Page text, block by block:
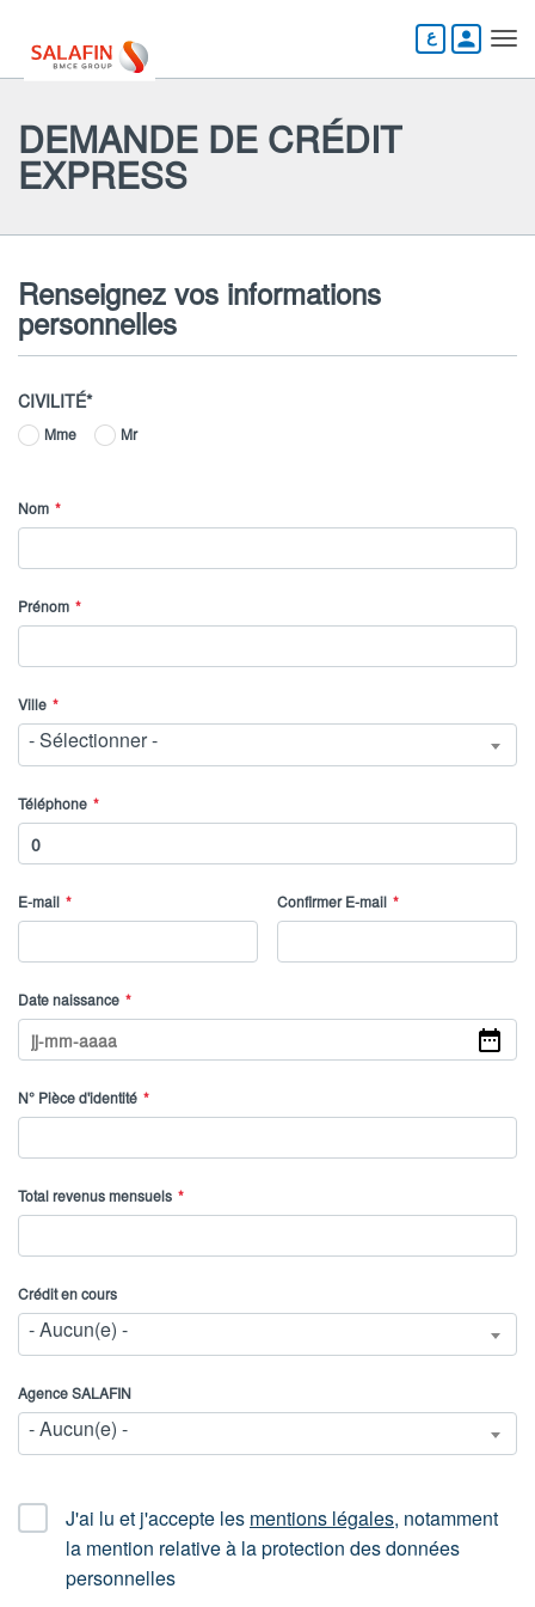
contenu
principal
person
DEMANDE DE CRÉDIT
EXPRESS
Renseignez vos informations
personnelles
CIVILITÉ
Mme Mr
Nom
Prénom
Ville
- Sélectionner -
Téléphone
E-mail Confirmer E-mail
Date naissance
N° Pièce d'identité
Total revenus mensuels
Crédit en cours
- Aucun(e) -
Agence SALAFIN
- Aucun(e) -
J'ai lu et j'accepte les mentions légales, notamment
la mention relative à la protection des données
personnelles